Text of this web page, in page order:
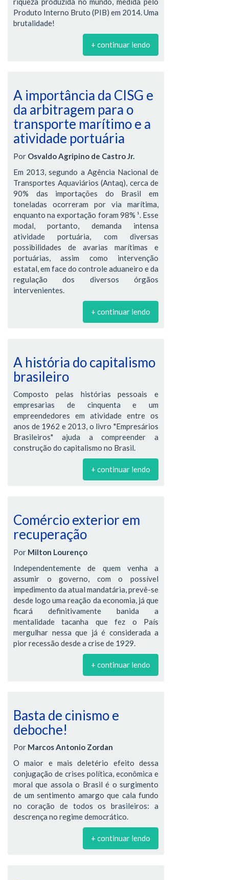
Produto Interno Bruto (PIB) em 2014. Uma
brutalidade!
+ continuar lendo
A importância da CISG e
da arbitragem para o
transporte marítimo e a
atividade portuária
Por Osvaldo Agripino de Castro Jr.
Em 2013, segundo a Agência Nacional de
Transportes Aquaviários (Antaq), cerca de
90% das importações do Brasil em
toneladas ocorreram por via marítima,
enquanto na exportação foram 98% ¹. Esse
modal, portanto, demanda intensa
atividade portuária, com diversas
possibilidades de avarias marítimas e
portuárias, assim como intervenção
estatal, em face do controle aduaneiro e da
regulação dos diversos órgãos
intervenientes.
+ continuar lendo
A história do capitalismo
brasileiro
Composto pelas histórias pessoais e
empresarias de cinquenta e um
empreendedores em atividade entre os
anos de 1962 e 2013, o livro "Empresários
Brasileiros" ajuda a compreender a
construção do capitalismo no Brasil.
+ continuar lendo
Comércio exterior em
recuperação
Por Milton Lourenço
Independentemente de quem venha a
assumir o governo, com o possível
impedimento da atual mandatária, prevê-se
desde logo uma reação da economia, já que
ficará definitivamente banida a
mentalidade tacanha que fez o País
mergulhar nessa que já é considerada a
pior recessão desde a crise de 1929.
+ continuar lendo
Basta de cinismo e
deboche!
Por Marcos Antonio Zordan
O maior e mais deletério efeito dessa
conjugação de crises política, econômica e
moral que assola o Brasil é o surgimento
de um sentimento amargo que cala fundo
no coração de todos os brasileiros: a
descrença no regime democrático.
+ continuar lendo